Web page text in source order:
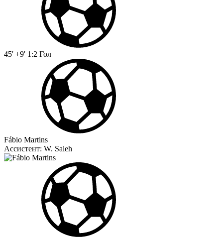
45' +9' 1:2 Гол
Fábio Martins
Ассистент: W. Saleh